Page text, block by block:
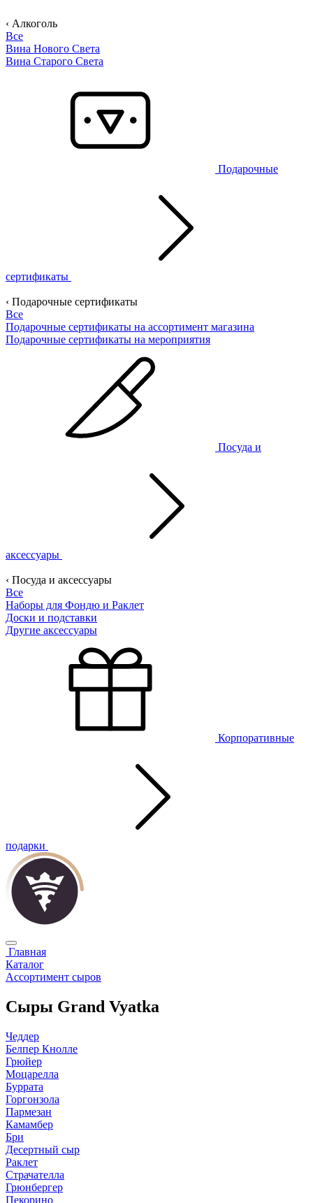
‹ Алкоголь
Все
Вина Нового Света
Вина Старого Света
Подарочные
сертификаты
‹ Подарочные сертификаты
Все
Подарочные сертификаты на ассортимент магазина
Подарочные сертификаты на мероприятия
Посуда и
аксессуары
‹ Посуда и аксессуары
Все
Наборы для Фондю и Раклет
Доски и подставки
Другие аксессуары
Корпоративные
подарки
Главная
Каталог
Ассортимент сыров
Сыры Grand Vyatka
Чеддер
Белпер Кнолле
Грюйер
Моцарелла
Буррата
Горгонзола
Пармезан
Камамбер
Бри
Десертный сыр
Раклет
Страчателла
Грюнбергер
Пекорино